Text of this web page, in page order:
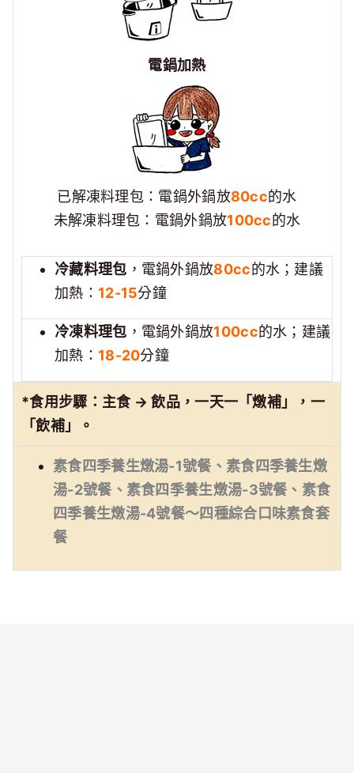
電鍋加熱
已解凍料理包：電鍋外鍋放80cc的水
未解凍料理包：電鍋外鍋放100cc的水
冷藏料理包 ，電鍋外鍋放80cc的水；建議
加熱： 12-15分鐘
冷凍料理包 ，電鍋外鍋放100cc的水；建議
加熱： 18-20分鐘
*食用步驟：主食 → 飲品，一天一「燉補」，一
「飲補」。
素食四季養生燉湯-1號餐、素食四季養生燉
湯-2號餐、素食四季養生燉湯-3號餐、素食
四季養生燉湯-4號餐～四種綜合口味素食套
餐